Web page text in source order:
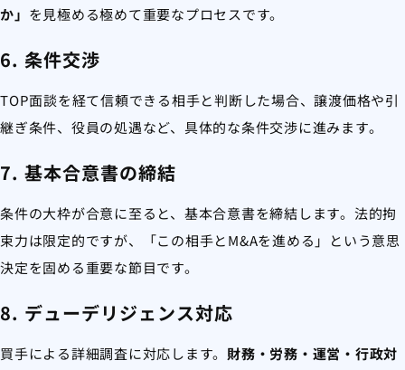
か」 を見極める極めて重要なプロセスです。
6. 条件交渉
TOP面談を経て信頼できる相手と判断した場合、譲渡価格や引
継ぎ条件、役員の処遇など、具体的な条件交渉に進みます。
7. 基本合意書の締結
条件の大枠が合意に至ると、基本合意書を締結します。法的拘
束力は限定的ですが、「この相手とM&Aを進める」という意思
決定を固める重要な節目です。
8. デューデリジェンス対応
買手による詳細調査に対応します。 財務・労務・運営・行政対